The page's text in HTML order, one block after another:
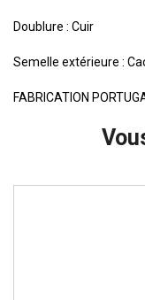
Doublure : Cuir
Semelle extérieure :
FABRICATION